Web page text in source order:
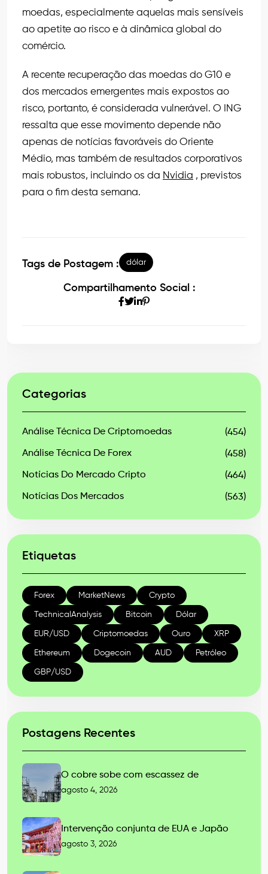
moedas, especialmente aquelas mais sensíveis
ao apetite ao risco e à dinâmica global do
comércio.
A recente recuperação das moedas do G10 e
dos mercados emergentes mais expostos ao
risco, portanto, é considerada vulnerável. O ING
ressalta que esse movimento depende não
apenas de notícias favoráveis do Oriente
Médio, mas também de resultados corporativos
mais robustos, incluindo os da Nvidia , previstos
para o fim desta semana.
Tags de Postagem : dólar
Compartilhamento Social :
Categorias
Análise Técnica De Criptomoedas (454)
Análise Técnica De Forex (458)
Notícias Do Mercado Cripto (464)
Notícias Dos Mercados (563)
Etiquetas
Forex MarketNews Crypto
TechnicalAnalysis Bitcoin Dólar
EUR/USD Criptomoedas Ouro XRP
Ethereum Dogecoin AUD Petróleo
GBP/USD
Postagens Recentes
O cobre sobe com escassez de
agosto 4, 2026
Intervenção conjunta de EUA e Japão
agosto 3, 2026